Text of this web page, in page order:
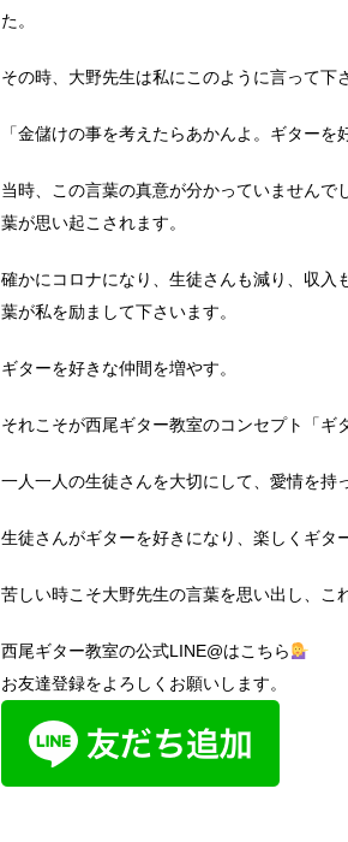
た。
その時、大野先生は私にこのように言って下
「金儲けの事を考えたらあかんよ。ギター
当時、この言葉の真意が分かっていません
葉が思い起こされます。
確かにコロナになり、生徒さんも減り、収
葉が私を励まして下さいます。
ギターを好きな仲間を増やす。
それこそが西尾ギター教室のコンセプト「ギ
一人一人の生徒さんを大切にして、愛情を持
生徒さんがギターを好きになり、楽しくギタ
苦しい時こそ大野先生の言葉を思い出し、こ
西尾ギター教室の公式LINE@はこちら
お友達登録をよろしくお願いします。